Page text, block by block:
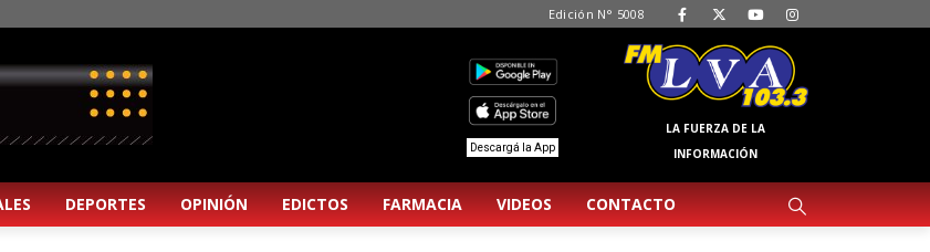
Edición N° 5008
Descargá la App
LA FUERZA DE LA
INFORMACIÓN
DEPORTES OPINIÓN EDICTOS FARMACIA VIDEOS CONTACTO